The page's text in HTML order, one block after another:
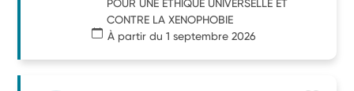
POUR UNE ETHIQUE UNIVERSELLE ET
CONTRE LA XENOPHOBIE
À partir du 1 septembre 2026